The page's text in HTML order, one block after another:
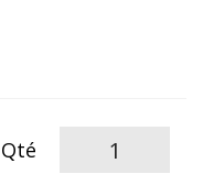
Qté